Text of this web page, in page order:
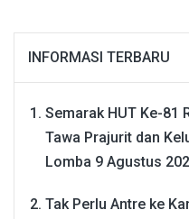
INFORMASI TERBARU
Semarak HUT Ke-81
Tawa Prajurit dan
Lomba 9 Agustus
Tak Perlu Antre ke